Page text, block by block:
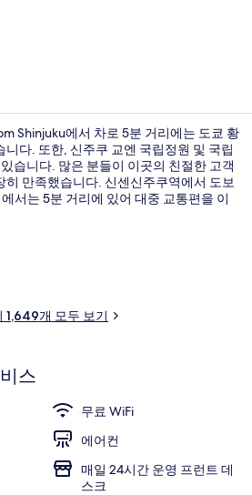
Shinjuku에서 차로 5분 거리에는 도쿄 황
니다. 또한, 신주쿠 교엔 국립정원 및 국립
습니다. 많은 분들이 이곳의 친절한 고객
히 만족했습니다. 신센신주쿠역에서 도보
서는 5분 거리에 있어 대중 교통편을 이
1,649개 모두 보기
스
무료 WiFi
에어컨
매일 24시간 운영 프런트 데
스크